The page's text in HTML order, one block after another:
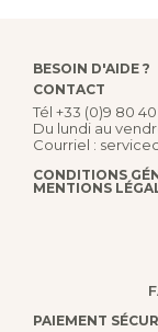
BESOIN D'AIDE ?
CONTACT
Tél +33 (0)9 80 40
Du lundi au
Courriel :
CONDITIONS
MENTIONS
PAIEMENT